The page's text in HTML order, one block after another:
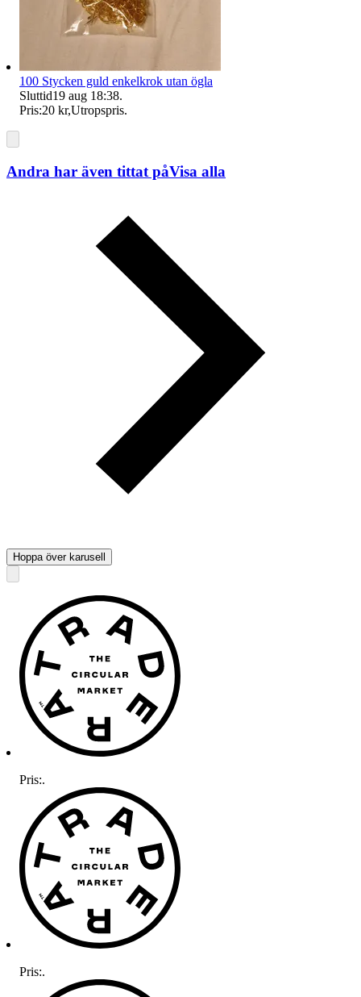
100 Stycken guld enkelkrok utan ögla
Sluttid19 aug 18:38.
Pris:20 kr,Utropspris.
Andra har även tittat påVisa alla
Hoppa över karusell
Pris:.
Pris:.